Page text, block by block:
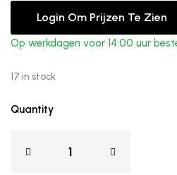
Login Om Prijzen Te Zien
Op werkdagen voor 14:00 uur
17 in stock
Quantity